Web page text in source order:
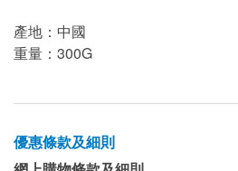
產地：中國
重量：300G
優惠條款及細則